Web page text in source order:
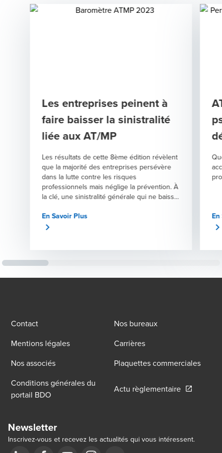
Les entreprises peinent à
faire baisser la sinistralité
liée aux AT/MP
Les résultats de cette 8ème édition révèlent
que la majorité des entreprises persévère
dans la lutte contre les risques
professionnels mais néglige la prévention. À
la clé, une sinistralité générale qui ne baisse
risques psychosociaux, eux, sont revenus à
leur niveau d’avant-Covid.
En Savoir Plus
Contact
Nos bureaux
Mentions légales
Carrières
Nos associés
Plaquettes commerciales
Conditions générales du
portail BDO
Actu règlementaireOpens in a
Newsletter
Inscrivez-vous et recevez les actualités qui vous intéressent.